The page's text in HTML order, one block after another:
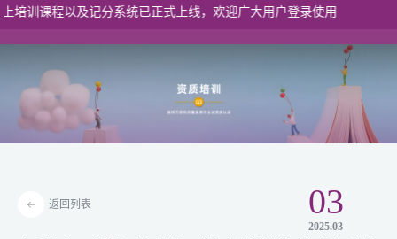
程以及记分系统已正式上线，欢迎广大用户登录使用
港澳入口
返回列表 03
2025.03